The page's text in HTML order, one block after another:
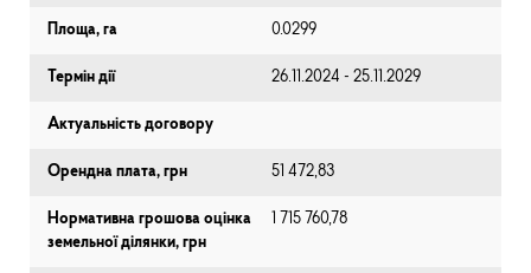
Площа, га 0.0299
Термін дії 26.11.2024 - 25.11.2029
Актуальність договору
Орендна плата, грн 51 472,83
Нормативна грошова оцінка
земельної ділянки, грн
1 715 760,78